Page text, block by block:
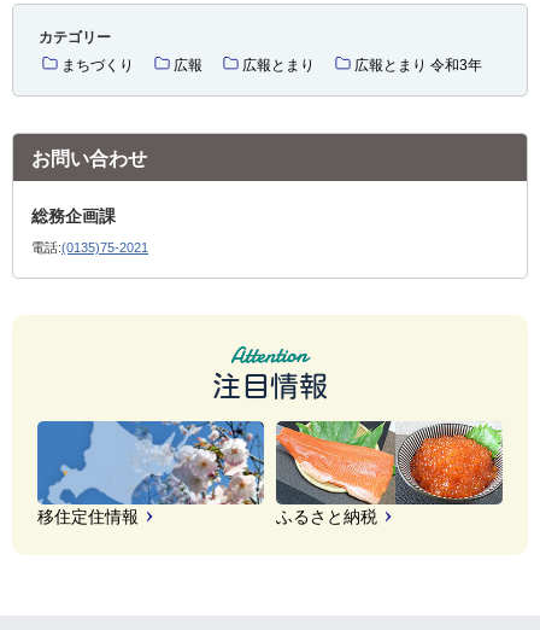
カテゴリー
まちづくり
広報 広報とまり 広報とまり 令和3年
お問い合わせ
総務企画課
電話:(0135)75-2021
注目情報
移住定住情報 ふるさと納税